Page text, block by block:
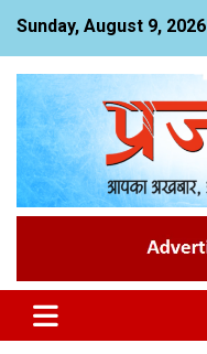
content
Sunday, August 9, 2026
Praja Today
News Website